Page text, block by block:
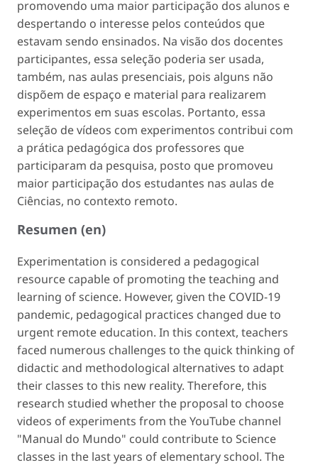
promovendo uma maior participação dos alunos e
despertando o interesse pelos conteúdos que
estavam sendo ensinados. Na visão dos docentes
participantes, essa seleção poderia ser usada,
também, nas aulas presenciais, pois alguns não
dispõem de espaço e material para realizarem
experimentos em suas escolas. Portanto, essa
seleção de vídeos com experimentos contribui com
a prática pedagógica dos professores que
participaram da pesquisa, posto que promoveu
maior participação dos estudantes nas aulas de
Ciências, no contexto remoto.
Resumen (en)
Experimentation is considered a pedagogical
resource capable of promoting the teaching and
learning of science. However, given the COVID-19
pandemic, pedagogical practices changed due to
urgent remote education. In this context, teachers
faced numerous challenges to the quick thinking of
didactic and methodological alternatives to adapt
their classes to this new reality. Therefore, this
research studied whether the proposal to choose
videos of experiments from the YouTube channel
"Manual do Mundo" could contribute to Science
classes in the last years of elementary school. The